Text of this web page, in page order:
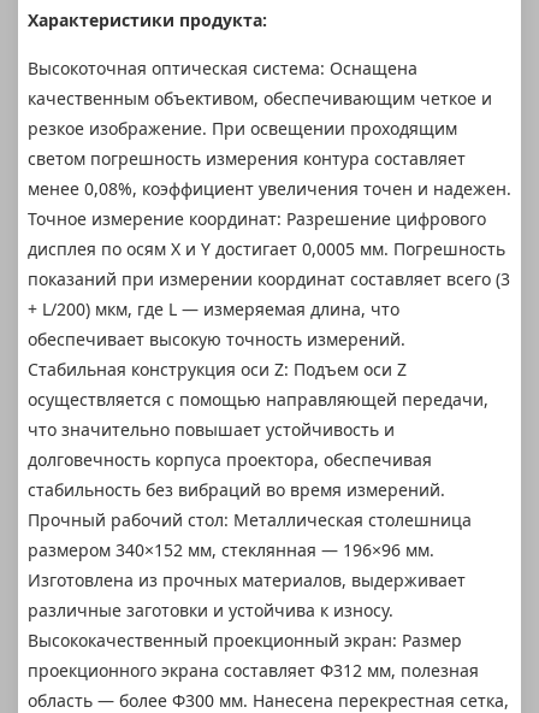
Характеристики продукта:
Высокоточная оптическая система: Оснащена
качественным объективом, обеспечивающим четкое и
резкое изображение. При освещении проходящим
светом погрешность измерения контура составляет
менее 0,08%, коэффициент увеличения точен и надежен.
Точное измерение координат: Разрешение цифрового
дисплея по осям X и Y достигает 0,0005 мм. Погрешность
показаний при измерении координат составляет всего (3
+ L/200) мкм, где L — измеряемая длина, что
обеспечивает высокую точность измерений.
Стабильная конструкция оси Z: Подъем оси Z
осуществляется с помощью направляющей передачи,
что значительно повышает устойчивость и
долговечность корпуса проектора, обеспечивая
стабильность без вибраций во время измерений.
Прочный рабочий стол: Металлическая столешница
размером 340×152 мм, стеклянная — 196×96 мм.
Изготовлена из прочных материалов, выдерживает
различные заготовки и устойчива к износу.
Высококачественный проекционный экран: Размер
проекционного экрана составляет Φ312 мм, полезная
область — более Φ300 мм. Нанесена перекрестная сетка,